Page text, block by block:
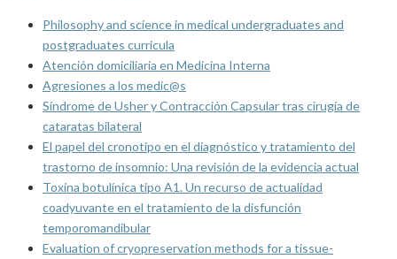
Philosophy and science in medical undergraduates and
postgraduates curricula
Atención domiciliaria en Medicina Interna
Agresiones a los medic@s
Síndrome de Usher y Contracción Capsular tras cirugía de
cataratas bilateral
El papel del cronotipo en el diagnóstico y tratamiento del
trastorno de insomnio: Una revisión de la evidencia actual
Toxina botulínica tipo A1. Un recurso de actualidad
coadyuvante en el tratamiento de la disfunción
temporomandibular
Evaluation of cryopreservation methods for a tissue-